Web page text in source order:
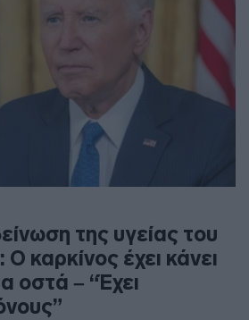
της υγείας του
καρκίνος έχει κάνει
οστά – “Έχει